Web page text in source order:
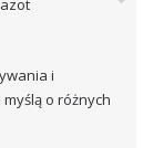
i
o różnych